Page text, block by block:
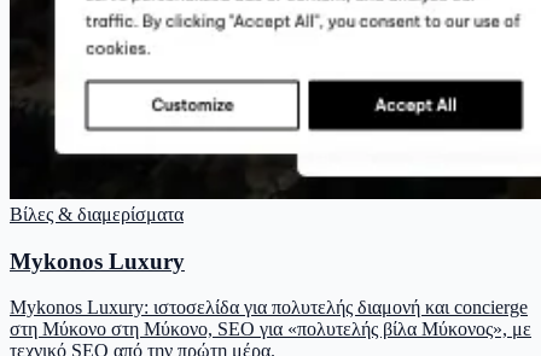
Βίλες & διαμερίσματα
Mykonos Luxury
Mykonos Luxury: ιστοσελίδα για πολυτελής διαμονή και concierge
στη Μύκονο στη Μύκονο, SEO για «πολυτελής βίλα Μύκονος», με
τεχνικό SEO από την πρώτη μέρα.